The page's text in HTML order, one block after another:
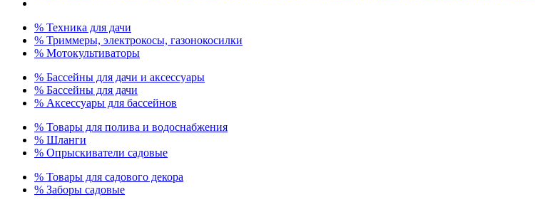
% Техника для дачи
% Триммеры, электрокосы, газонокосилки
% Мотокультиваторы
% Бассейны для дачи и аксессуары
% Бассейны для дачи
% Аксессуары для бассейнов
% Товары для полива и водоснабжения
% Шланги
% Опрыскиватели садовые
% Товары для садового декора
% Заборы садовые